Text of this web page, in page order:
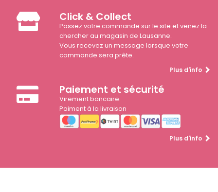
Click & Collect
Passez votre commande sur le site et venez la
chercher au magasin de Lausanne.
Vous recevez un message lorsque votre
commande sera prête.
Plus d'info
Paiement et sécurité
Virement bancaire.
Paiment à la livraison
Plus d'info